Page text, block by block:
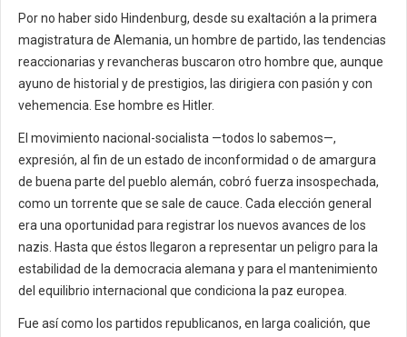
Por no haber sido Hindenburg, desde su exaltación a la primera
magistratura de Alemania, un hombre de partido, las tendencias
reaccionarias y revancheras buscaron otro hombre que, aunque
ayuno de historial y de prestigios, las dirigiera con pasión y con
vehemencia. Ese hombre es Hitler.
El movimiento nacional-socialista —todos lo sabemos—,
expresión, al fin de un estado de inconformidad o de amargura
de buena parte del pueblo alemán, cobró fuerza insospechada,
como un torrente que se sale de cauce. Cada elección general
era una oportunidad para registrar los nuevos avances de los
nazis. Hasta que éstos llegaron a representar un peligro para la
estabilidad de la democracia alemana y para el mantenimiento
del equilibrio internacional que condiciona la paz europea.
Fue así como los partidos republicanos, en larga coalición, que